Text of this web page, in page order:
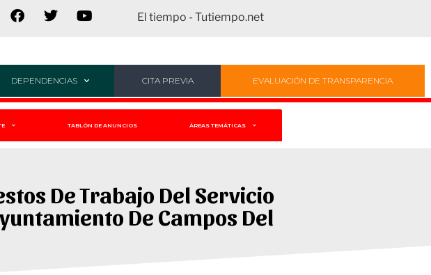
El tiempo - Tutiempo.net
DEPENDENCIAS CITA PREVIA EVALUACIÓN DE TRANSPARENCIA
TABLÓN DE ANUNCIOS ÁREAS TEMÁTICAS
De Trabajo Del Servicio
De Campos Del